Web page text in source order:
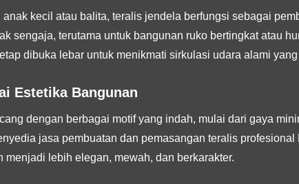
kecil atau balita, teralis jendela berfungsi sebagai
sengaja, terutama untuk bangunan ruko bertingkat atau
dibuka lebar untuk menikmati sirkulasi udara alami
Estetika Bangunan
dengan berbagai motif yang indah, mulai dari gaya
jasa pembuatan dan pemasangan teralis
menjadi lebih elegan, mewah, dan berkarakter.